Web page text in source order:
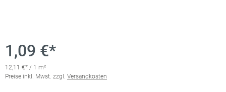
1,09 €*
12,11 €* / 1 m²
Preise inkl. Mwst. zzgl. Versandkosten